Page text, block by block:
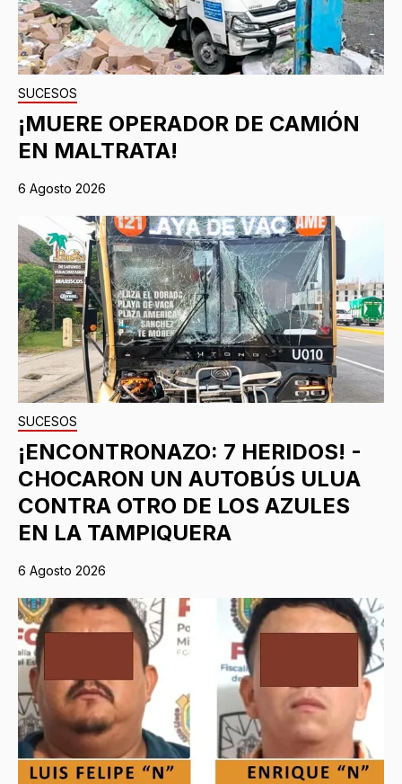
SUCESOS
¡MUERE OPERADOR DE CAMIÓN
EN MALTRATA!
6 Agosto 2026
SUCESOS
¡ENCONTRONAZO: 7 HERIDOS! -
CHOCARON UN AUTOBÚS ULUA
CONTRA OTRO DE LOS AZULES
EN LA TAMPIQUERA
6 Agosto 2026